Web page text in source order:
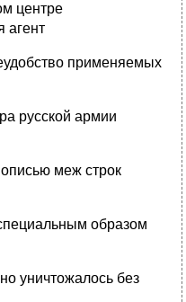
центре
агент
применяемых
русской армии
меж строк
образом
уничтожалось без